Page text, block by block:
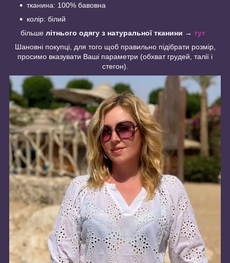
тканина: 100% бавовна
колір: білий
більше літнього одягу з натуральної тканини → тут
Шановні покупці, для того щоб правильно підібрати розмір,
просимо вказувати Ваші параметри (обхват грудей, талії і
стегон).